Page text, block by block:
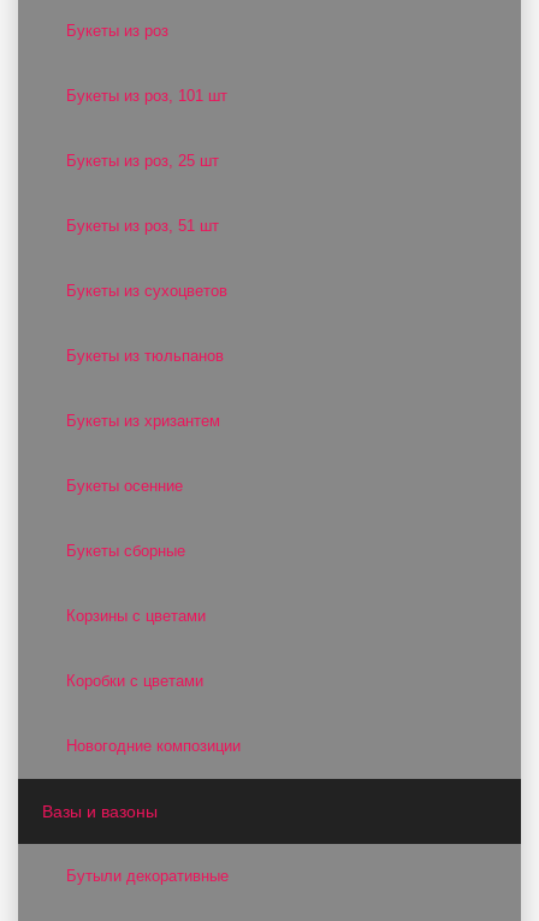
Букеты из роз
Букеты из роз, 101 шт
Букеты из роз, 25 шт
Букеты из роз, 51 шт
Букеты из сухоцветов
Букеты из тюльпанов
Букеты из хризантем
Букеты осенние
Букеты сборные
Корзины с цветами
Коробки с цветами
Новогодние композиции
Вазы и вазоны
Бутыли декоративные